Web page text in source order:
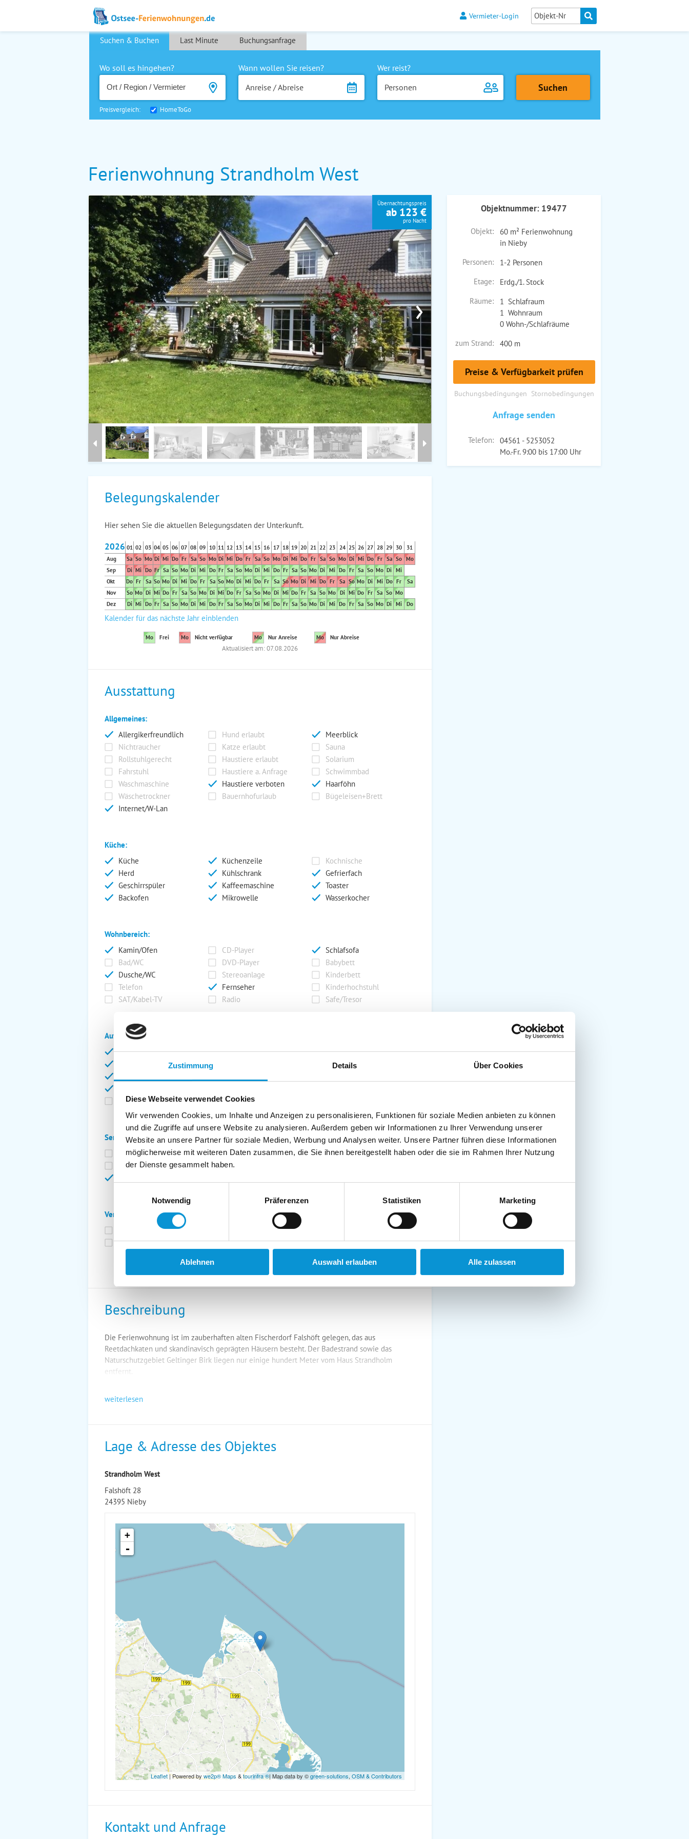
Zustimmung Details Über Cookies
Diese Webseite verwendet Cookies
Wir verwenden Cookies, um Inhalte und Anzeigen zu personalisieren, Funktionen für soziale Medien anbieten zu können
und die Zugriffe auf unsere Website zu analysieren. Außerdem geben wir Informationen zu Ihrer Verwendung unserer
Website an unsere Partner für soziale Medien, Werbung und Analysen weiter. Unsere Partner führen diese Informationen
möglicherweise mit weiteren Daten zusammen, die Sie ihnen bereitgestellt haben oder die sie im Rahmen Ihrer Nutzung
der Dienste gesammelt haben.
Notwendig
Präferenzen Statistiken Marketing
Ablehnen Auswahl erlauben Alle zulassen
Vermieter-Login
Suchen & Buchen Last Minute Buchungsanfrage
Wo soll es hingehen?
Wann wollen Sie reisen?
Anreise / Abreise
Wer reist?
Personen
Preisvergleich: HomeToGo
Ferienwohnung Strandholm West
›
Übernachtungspreis
ab 123 €
pro Nacht
Objektnummer: 19477
Objekt:
60 m² Ferienwohnung
in Nieby
Personen:
1-2 Personen
Etage:
Erdg./1. Stock
Räume:
1 Schlafraum
1 Wohnraum
0 Wohn-/Schlafräume
zum Strand:
400 m
Preise & Verfügbarkeit prüfen
Buchungsbedingungen Stornobedingungen
Anfrage senden
Telefon:
04561 - 5253052
Mo.-Fr. 9:00 bis 17:00 Uhr
Belegungskalender
Hier sehen Sie die aktuellen Belegungsdaten der Unterkunft.
2026 01 02 03 04 05 06 07 08 09 10 11 12 13 14 15 16 17 18 19 20 21 22 23 24 25 26 27 28 29 30
31
Aug
Sa So Mo Di Mi Do Fr Sa So Mo Di Mi Do Fr Sa So Mo Di Mi Do Fr Sa So Mo Di Mi Do Fr Sa So Mo
Sep
Di Mi Do Fr Sa So Mo Di Mi Do Fr Sa So Mo Di Mi Do Fr Sa So Mo Di Mi Do Fr Sa So Mo Di Mi
Okt
Do Fr Sa So Mo Di Mi Do Fr Sa So Mo Di Mi Do Fr Sa So Mo Di Mi Do Fr Sa So Mo Di Mi Do Fr
Sa
Nov
So Mo Di Mi Do Fr Sa So Mo Di Mi Do Fr Sa So Mo Di Mi Do Fr Sa So Mo Di Mi Do Fr Sa So Mo
Dez
Di Mi Do Fr Sa So Mo Di Mi Do Fr Sa So Mo Di Mi Do Fr Sa So Mo Di Mi Do Fr Sa So Mo Di Mi Do
Kalender für das nächste Jahr einblenden
Mo Frei Mo Nicht verfügbar Mo Nur Anreise Mo Nur Abreise
Aktualisiert am: 07.08.2026
Ausstattung
Allgemeines:
Allergikerfreundlich
Hund erlaubt
Meerblick
Nichtraucher
Katze erlaubt
Sauna
Rollstuhlgerecht
Haustiere erlaubt
Solarium
Fahrstuhl
Haustiere a. Anfrage
Schwimmbad
Waschmaschine
Haustiere verboten
Haarföhn
Wäschetrockner
Bauernhofurlaub
Bügeleisen+Brett
Internet/W-Lan
Küche:
Küche
Küchenzeile
Kochnische
Herd
Kühlschrank
Gefrierfach
Geschirrspüler
Kaffeemaschine
Toaster
Backofen
Mikrowelle Wasserkocher
Wohnbereich:
Kamin/Ofen
CD-Player
Schlafsofa
Bad/WC
DVD-Player
Babybett
Dusche/WC
Stereoanlage
Kinderbett
Telefon
Fernseher
Kinderhochstuhl
SAT/Kabel-TV
Radio Safe/Tresor
Außenanlage:
Garten/Liegewiese
Carport
Grill
Grillplatz
Balkon
Abstellraum
Service:
Bettwäsche inkl.
Geschirrtücher inkl.
Handtücher inkl.
Fahrräder
Strandkorb am Strand
Verpflegung:
Brötchenservice
Frühstück möglich
Halbpension möglich
Vollpension möglich
Beschreibung
Die Ferienwohnung ist im zauberhaften alten Fischerdorf Falshöft gelegen, das aus
Reetdachkaten und skandinavisch geprägten Häusern besteht. Der Badestrand sowie das
Naturschutzgebiet Geltinger Birk liegen nur einige hundert Meter vom Haus Strandholm
entfernt.
weiterlesen
Lage & Adresse des Objektes
Strandholm West
Falshöft 28
24395 Nieby
+
-
Leaflet| Powered by we2p® Maps &tourinfra ®| Map data by ©green-solutions, OSM & Contributors
Kontakt und Anfrage